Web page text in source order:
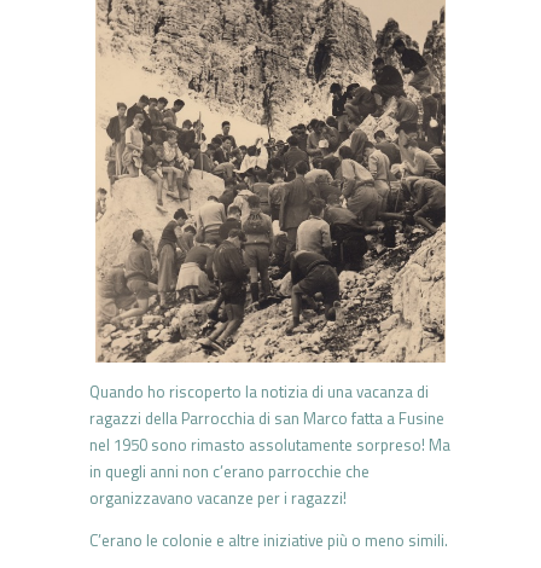
Quando ho riscoperto la notizia di una vacanza di
ragazzi della Parrocchia di san Marco fatta a Fusine
nel 1950 sono rimasto assolutamente sorpreso! Ma
in quegli anni non c’erano parrocchie che
organizzavano vacanze per i ragazzi!
C’erano le colonie e altre iniziative più o meno simili.